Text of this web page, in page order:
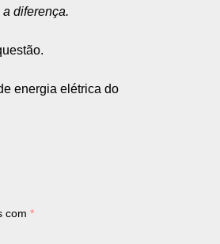
diferença.
energia elétrica do
com *